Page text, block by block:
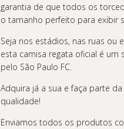
garantia de que todos os
o tamanho perfeito para exibir
Seja nos estádios, nas ruas ou
esta camisa regata oficial é um
pelo São Paulo FC.
Adquira já a sua e faça parte
qualidade!
Enviamos todos os produtos